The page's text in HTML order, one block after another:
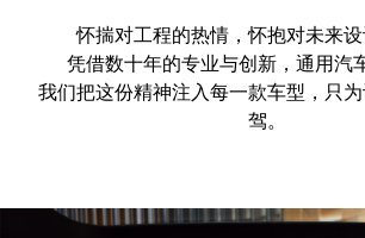
怀揣对工程的热情，怀抱对未来设
凭借数十年的专业与创新，通用汽
我们把这份精神注入每一款车型，只
驾。